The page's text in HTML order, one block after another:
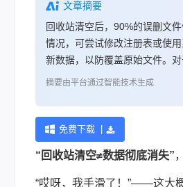
文章摘要
回收站清空后，90%的误删文
情况，可尝试修改注册表或使
新数据，以防覆盖原始文件。
摘要由平台通过智能技术生成
免费下载 |
“回收站清空≠数据彻底消失”
“哎呀，我手滑了！”——这大